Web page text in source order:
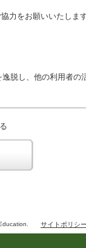
力をお願いいたしま
脱し、他の利用者の
した利用
した利用(団体が施
の迷惑とならないよ
サイトポリシー